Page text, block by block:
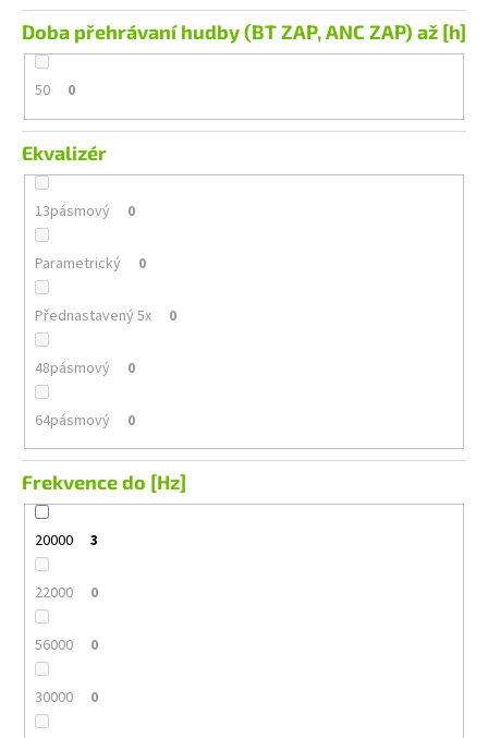
Doba přehrávaní hudby (BT ZAP, ANC ZAP) až [h]
50 0
Ekvalizér
13pásmový 0
Parametrický 0
Přednastavený 5x 0
48pásmový 0
64pásmový 0
Frekvence do [Hz]
20000 3
22000 0
56000 0
30000 0